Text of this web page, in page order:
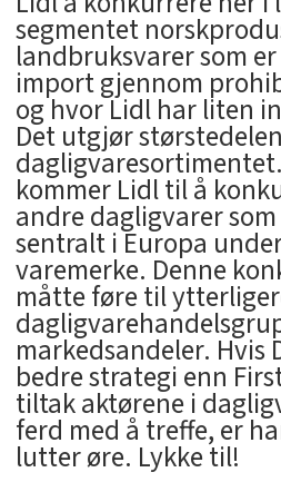
segmentet
landbruksvarer som
import gjennom
og hvor Lidl har liten
Det utgjør
kommer Lidl til å
andre dagligvarer
sentralt i Europa
varemerke. Denne
måtte føre til
markedsandeler. Hvis
bedre strategi enn
tiltak aktørene i
ferd med å treffe, er
lutter øre. Lykke til!